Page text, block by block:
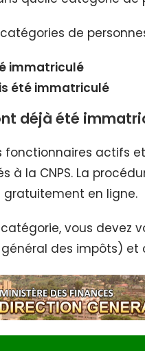
de
immatriculé
été immatriculé
déjà été
fonctionnaires actifs
à la CNPS. La
gratuitement en ligne.
vous devez
des impôts) et